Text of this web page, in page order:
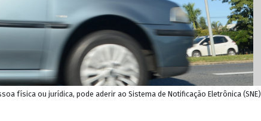
física ou jurídica, pode aderir ao Sistema de Notificação Eletrônica (SNE)